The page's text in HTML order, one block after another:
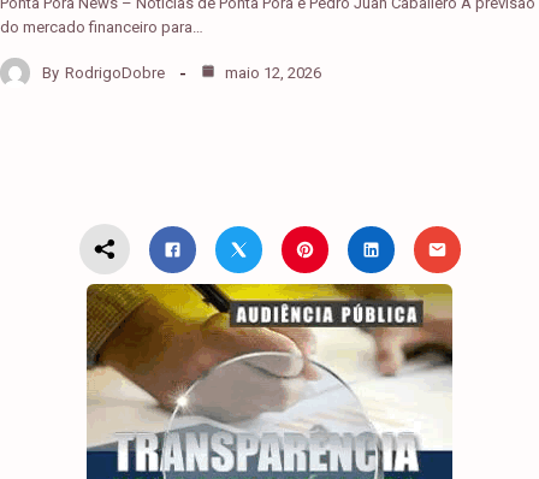
do mercado financeiro para…
By RodrigoDobre maio 12, 2026